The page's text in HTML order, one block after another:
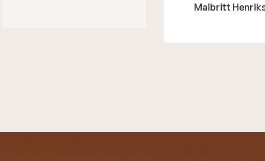
Maibritt